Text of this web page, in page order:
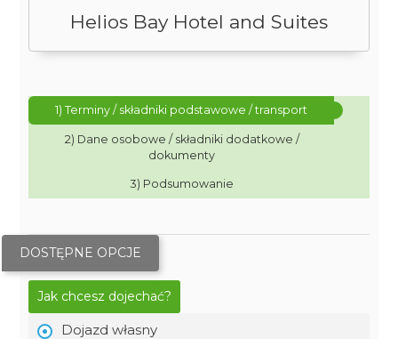
Helios Bay Hotel and Suites
1) Terminy / składniki podstawowe / transport
2) Dane osobowe / składniki dodatkowe /
dokumenty
3) Podsumowanie
DOSTĘPNE OPCJE
Jak chcesz dojechać?
Dojazd własny